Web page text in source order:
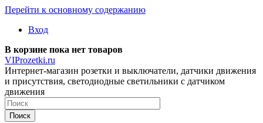
Перейти к основному содержанию
Вход
В корзине пока нет товаров
VIProzetki.ru
Интернет-магазин розетки и выключатели, датчики движения
и присутствия, светодиодные светильники с датчиком
движения